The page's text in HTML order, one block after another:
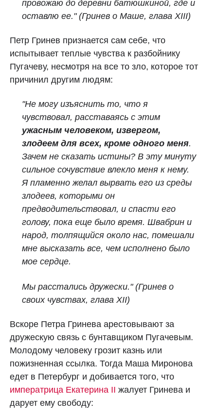
провожаю до деревни батюшкиной, где и
оставлю ее." (Гринев о Маше, глава XIII)
Петр Гринев признается сам себе, что
испытывает теплые чувства к разбойнику
Пугачеву, несмотря на все то зло, которое тот
причинил другим людям:
"Не могу изъяснить то, что я
чувствовал, расставаясь с этим
ужасным человеком, извергом,
злодеем для всех, кроме одного меня.
Зачем не сказать истины? В эту минуту
сильное сочувствие влекло меня к нему.
Я пламенно желал вырвать его из среды
злодеев, которыми он
предводительствовал, и спасти его
голову, пока еще было время. Швабрин и
народ, толпящийся около нас, помешали
мне высказать все, чем исполнено было
мое сердце.
Мы расстались дружески." (Гринев о
своих чувствах, глава XII)
Вскоре Петра Гринева арестовывают за
дружескую связь с бунтавщиком Пугачевым.
Молодому человеку грозит казнь или
пожизненная ссылка. Тогда Маша Миронова
едет в Петербург и добивается того, что
императрица Екатерина II жалует Гринева и
дарует ему свободу: